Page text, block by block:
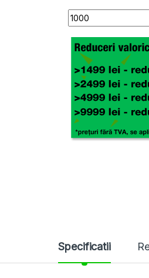
Tila transparenta 4 x
Specificatii